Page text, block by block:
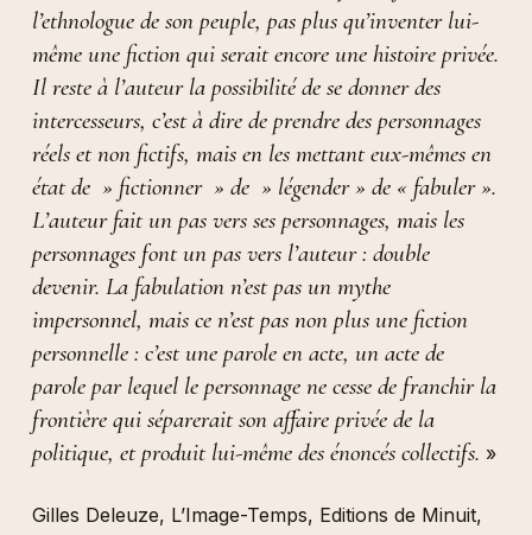
l’ethnologue de son peuple, pas plus qu’inventer lui-
même une fiction qui serait encore une histoire privée.
Il reste à l’auteur la possibilité de se donner des
intercesseurs, c’est à dire de prendre des personnages
réels et non fictifs, mais en les mettant eux-mêmes en
état de » fictionner » de » légender » de « fabuler ».
L’auteur fait un pas vers ses personnages, mais les
personnages font un pas vers l’auteur : double
devenir. La fabulation n’est pas un mythe
impersonnel, mais ce n’est pas non plus une fiction
personnelle : c’est une parole en acte, un acte de
parole par lequel le personnage ne cesse de franchir la
frontière qui séparerait son affaire privée de la
politique, et produit lui-même des énoncés collectifs. »
Gilles Deleuze, L’Image-Temps, Editions de Minuit,